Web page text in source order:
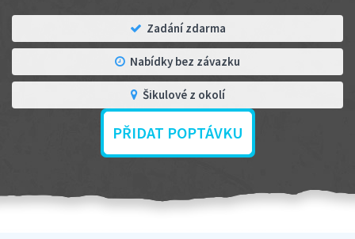
Zadání zdarma
Nabídky bez závazku
Šikulové z okolí
PŘIDAT POPTÁVKU